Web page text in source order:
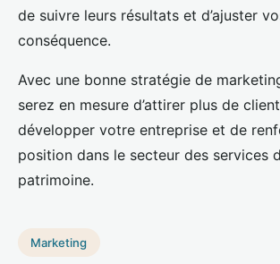
de suivre leurs résultats et d’ajuster
conséquence.
Avec une bonne stratégie de
serez en mesure d’attirer plus de
développer votre entreprise et de
position dans le secteur des services
patrimoine.
Marketing